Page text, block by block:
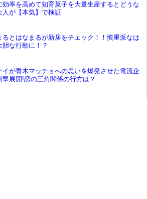
効率を高めて知育菓子を大量生産するとどうな
人が【本気】で検証
るとはなまるが新居をチェック！！慎重派なは
胆な行動に！？
イが青木マッチョへの思いを爆発させた電流企
撃展開!恋の三角関係の行方は？